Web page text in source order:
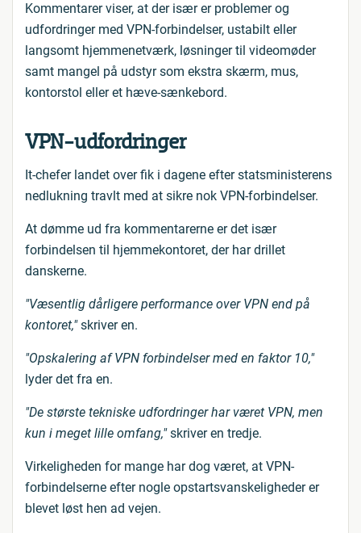
Kommentarer viser, at der især er problemer og
udfordringer med VPN-forbindelser, ustabilt eller
langsomt hjemmenetværk, løsninger til videomøder
samt mangel på udstyr som ekstra skærm, mus,
kontorstol eller et hæve-sænkebord.
VPN-udfordringer
It-chefer landet over fik i dagene efter statsministerens
nedlukning travlt med at sikre nok VPN-forbindelser.
At dømme ud fra kommentarerne er det især
forbindelsen til hjemmekontoret, der har drillet
danskerne.
"Væsentlig dårligere performance over VPN end på
kontoret,"skriver en.
"Opskalering af VPN forbindelser med en faktor 10,"
lyder det fra en.
"De største tekniske udfordringer har været VPN, men
kun i meget lille omfang,"skriver en tredje.
Virkeligheden for mange har dog været, at VPN-
forbindelserne efter nogle opstartsvanskeligheder er
blevet løst hen ad vejen.